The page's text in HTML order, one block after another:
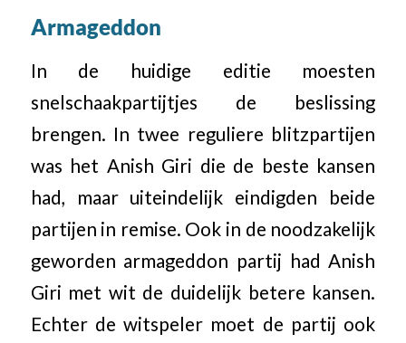
Armageddon
In de huidige editie moesten
snelschaakpartijtjes de beslissing
brengen. In twee reguliere blitzpartijen
was het Anish Giri die de beste kansen
had, maar uiteindelijk eindigden beide
partijen in remise. Ook in de noodzakelijk
geworden armageddon partij had Anish
Giri met wit de duidelijk betere kansen.
Echter de witspeler moet de partij ook